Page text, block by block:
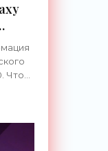
Что